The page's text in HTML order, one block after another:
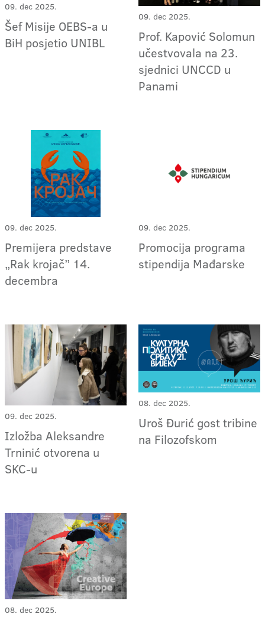
09. dec 2025.
Šef Misije OEBS-a u
BiH posjetio UNIBL
09. dec 2025.
Prof. Kapović Solomun
učestvovala na 23.
sjednici UNCCD u
Panami
09. dec 2025.
Premijera predstave
„Rak krojač” 14.
decembra
09. dec 2025.
Promocija programa
stipendija Mađarske
09. dec 2025.
Izložba Aleksandre
Trninić otvorena u
SKC-u
08. dec 2025.
Uroš Đurić gost tribine
na Filozofskom
08. dec 2025.